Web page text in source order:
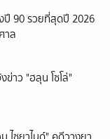
ปี 90 รวยที่สุดปี 2026
าล
ข่าว "ฮลุน โซโล่"